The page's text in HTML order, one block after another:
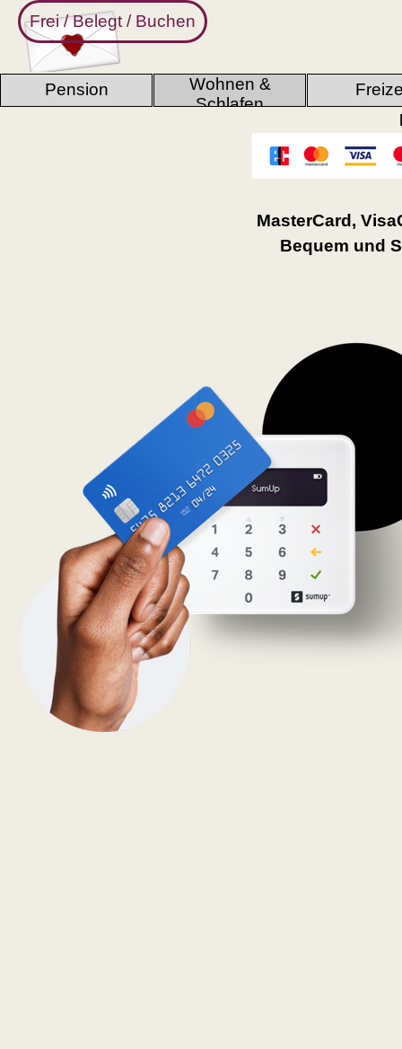
Direkt zum Seiteninhalt
Pension ▼
Wohnen &
Schlafen
▼
Frei / Belegt / Buchen
MasterCard,
Bequem und